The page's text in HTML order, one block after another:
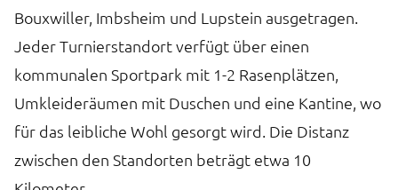
Bouxwiller, Imbsheim und Lupstein ausgetragen.
Jeder Turnierstandort verfügt über einen
kommunalen Sportpark mit 1-2 Rasenplätzen,
Umkleideräumen mit Duschen und eine Kantine, wo
für das leibliche Wohl gesorgt wird. Die Distanz
zwischen den Standorten beträgt etwa 10